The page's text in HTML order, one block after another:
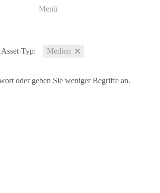
Menü
Asset-Typ: Medien
oder geben Sie weniger Begriffe an.